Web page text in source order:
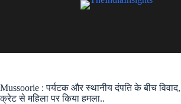
Mussoorie : पर्यटक और स्थानीय दंपति के बीच
क्रेट से महिला पर किया हमला..